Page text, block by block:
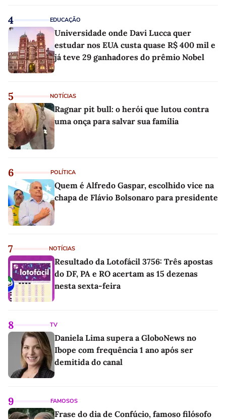
4 EDUCAÇÃO
Universidade onde Davi Lucca quer
estudar nos EUA custa quase R$ 400 mil e
já teve 29 ganhadores do prêmio Nobel
5 NOTÍCIAS
Ragnar pit bull: o herói que lutou contra
uma onça para salvar sua família
6 POLÍTICA
Quem é Alfredo Gaspar, escolhido vice na
chapa de Flávio Bolsonaro para presidente
7 NOTÍCIAS
Resultado da Lotofácil 3756: Três apostas
do DF, PA e RO acertam as 15 dezenas
nesta sexta-feira
8 TV
Daniela Lima supera a GloboNews no
Ibope com frequência 1 ano após ser
demitida do canal
9 FAMOSOS
Frase do dia de Confúcio, famoso filósofo